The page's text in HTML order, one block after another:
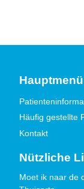
Hauptmenü
Häufig gestellte
Kontakt
Nützliche
Moet ik naar de